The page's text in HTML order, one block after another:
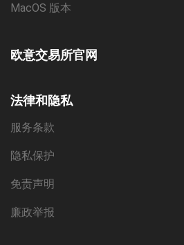
MacOS 版本
欧意交易所官网
法律和隐私
服务条款
隐私保护
免责声明
廉政举报